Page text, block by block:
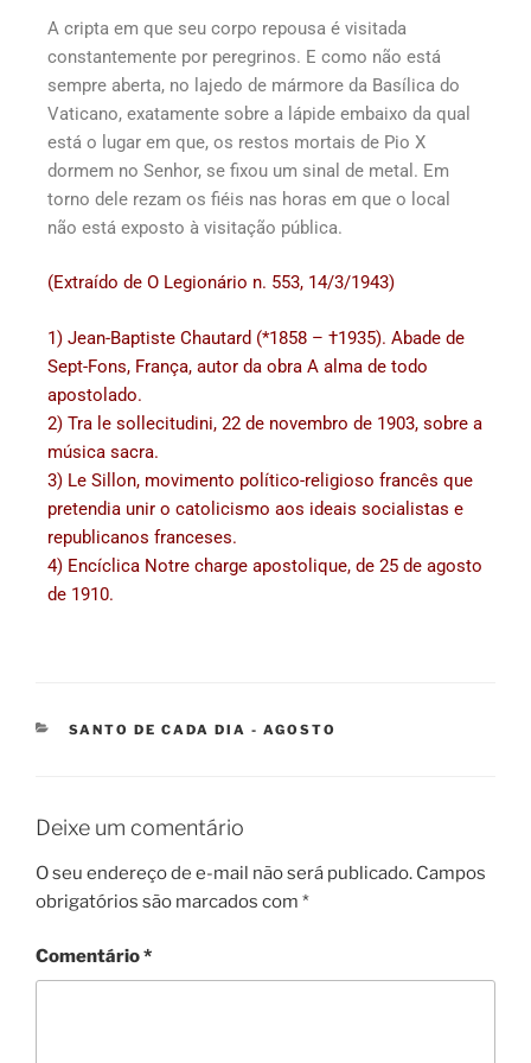
A cripta em que seu corpo repousa é visitada
constantemente por peregrinos. E como não está
sempre aberta, no lajedo de mármore da Basílica do
Vaticano, exatamente sobre a lápide embaixo da qual
está o lugar em que, os restos mortais de Pio X
dormem no Senhor, se fixou um sinal de metal. Em
torno dele rezam os fiéis nas horas em que o local
não está exposto à visitação pública.
(Extraído de O Legionário n. 553, 14/3/1943)
1) Jean-Baptiste Chautard (*1858 – †1935). Abade de
Sept-Fons, França, autor da obra A alma de todo
apostolado.
2) Tra le sollecitudini, 22 de novembro de 1903, sobre a
música sacra.
3) Le Sillon, movimento político-religioso francês que
pretendia unir o catolicismo aos ideais socialistas e
republicanos franceses.
4) Encíclica Notre charge apostolique, de 25 de agosto
de 1910.
SANTO DE CADA DIA - AGOSTO
Deixe um comentário
O seu endereço de e-mail não será publicado. Campos
obrigatórios são marcados com *
Comentário*